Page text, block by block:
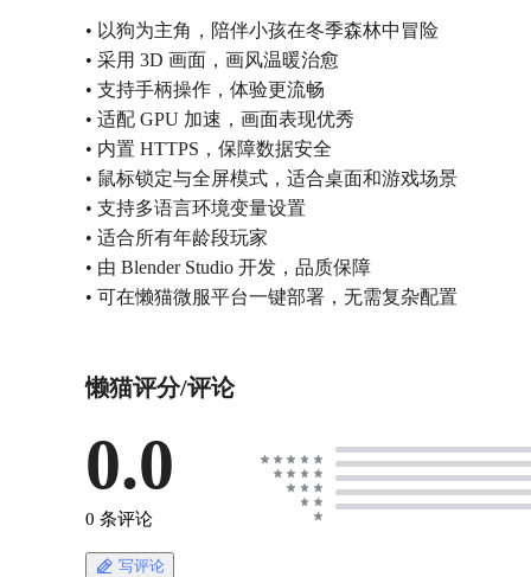
• 以狗为主角，陪伴小孩在冬季森林中冒险
• 采用 3D 画面，画风温暖治愈
• 支持手柄操作，体验更流畅
• 适配 GPU 加速，画面表现优秀
• 内置 HTTPS，保障数据安全
• 鼠标锁定与全屏模式，适合桌面和游戏场景
• 支持多语言环境变量设置
• 适合所有年龄段玩家
• 由 Blender Studio 开发，品质保障
• 可在懒猫微服平台一键部署，无需复杂配置
懒猫评分/评论
0.0
0 条评论
写评论